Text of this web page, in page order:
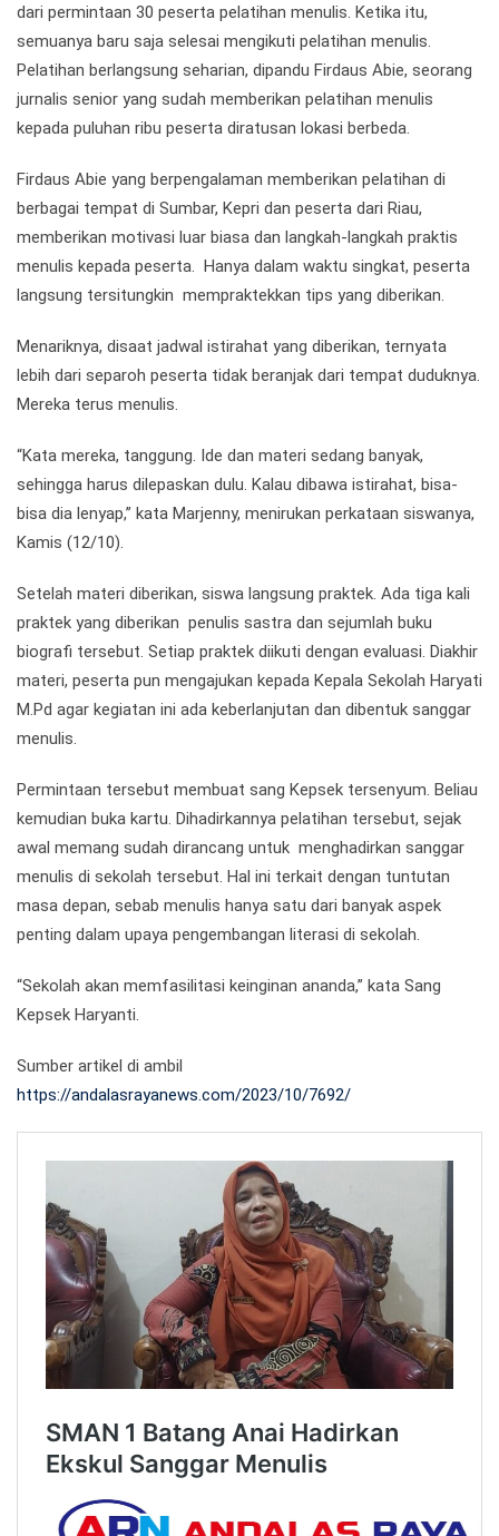
dari permintaan 30 peserta pelatihan menulis. Ketika itu,
semuanya baru saja selesai mengikuti pelatihan menulis.
Pelatihan berlangsung seharian, dipandu Firdaus Abie, seorang
jurnalis senior yang sudah memberikan pelatihan menulis
kepada puluhan ribu peserta diratusan lokasi berbeda.
Firdaus Abie yang berpengalaman memberikan pelatihan di
berbagai tempat di Sumbar, Kepri dan peserta dari Riau,
memberikan motivasi luar biasa dan langkah-langkah praktis
menulis kepada peserta. Hanya dalam waktu singkat, peserta
langsung tersitungkin mempraktekkan tips yang diberikan.
Menariknya, disaat jadwal istirahat yang diberikan, ternyata
lebih dari separoh peserta tidak beranjak dari tempat duduknya.
Mereka terus menulis.
“Kata mereka, tanggung. Ide dan materi sedang banyak,
sehingga harus dilepaskan dulu. Kalau dibawa istirahat, bisa-
bisa dia lenyap,” kata Marjenny, menirukan perkataan siswanya,
Kamis (12/10).
Setelah materi diberikan, siswa langsung praktek. Ada tiga kali
praktek yang diberikan penulis sastra dan sejumlah buku
biografi tersebut. Setiap praktek diikuti dengan evaluasi. Diakhir
materi, peserta pun mengajukan kepada Kepala Sekolah Haryati
M.Pd agar kegiatan ini ada keberlanjutan dan dibentuk sanggar
menulis.
Permintaan tersebut membuat sang Kepsek tersenyum. Beliau
kemudian buka kartu. Dihadirkannya pelatihan tersebut, sejak
awal memang sudah dirancang untuk menghadirkan sanggar
menulis di sekolah tersebut. Hal ini terkait dengan tuntutan
masa depan, sebab menulis hanya satu dari banyak aspek
penting dalam upaya pengembangan literasi di sekolah.
“Sekolah akan memfasilitasi keinginan ananda,” kata Sang
Kepsek Haryanti.
Sumber artikel di ambil
https://andalasrayanews.com/2023/10/7692/